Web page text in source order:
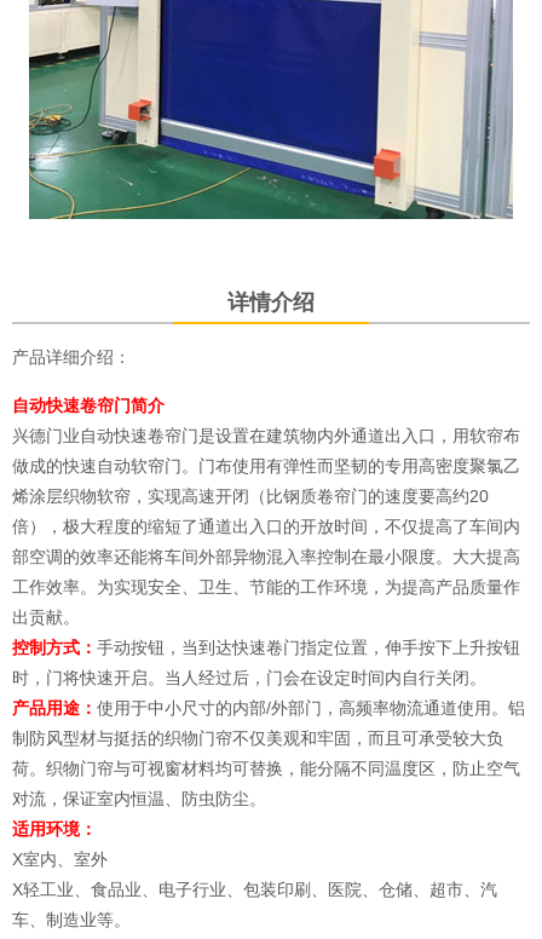
详情介绍
产品详细介绍：
自动快速卷帘门简介
兴德门业自动快速卷帘门是设置在建筑物内外通道出入口，用软帘布
做成的快速自动软帘门。门布使用有弹性而坚韧的专用高密度聚氯乙
烯涂层织物软帘，实现高速开闭（比钢质卷帘门的速度要高约20
倍），极大程度的缩短了通道出入口的开放时间，不仅提高了车间内
部空调的效率还能将车间外部异物混入率控制在最小限度。大大提高
工作效率。为实现安全、卫生、节能的工作环境，为提高产品质量作
出贡献。
控制方式： 手动按钮，当到达快速卷门指定位置，伸手按下上升按钮
时，门将快速开启。当人经过后，门会在设定时间内自行关闭。
产品用途： 使用于中小尺寸的内部/外部门，高频率物流通道使用。铝
制防风型材与挺括的织物门帘不仅美观和牢固，而且可承受较大负
荷。织物门帘与可视窗材料均可替换，能分隔不同温度区，防止空气
对流，保证室内恒温、防虫防尘。
适用环境：
X室内、室外
X轻工业、食品业、电子行业、包装印刷、医院、仓储、超市、汽
车、制造业等。